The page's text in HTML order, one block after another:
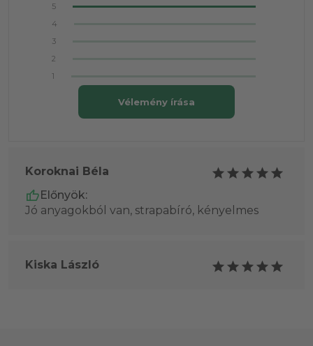
5
4
3
2
1
Vélemény írása
Koroknai Béla
Előnyök:
Jó anyagokból van, strapabíró, kényelmes
Kiska László